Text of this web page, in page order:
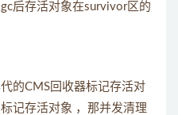
后存活对象在survivor区的
的CMS回收器标记存活对
记存活对象 ，那并发清理